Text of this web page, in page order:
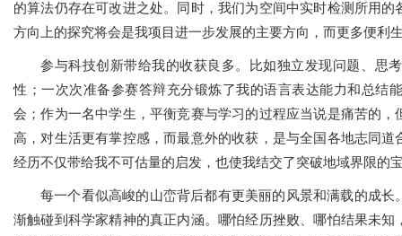
的算法仍存在可改进之处。同时，我们为空间中实时检测所用
方向上的探究将会是我项目进一步发展的主要方向，而更多便利
参与科技创新带给我的收获良多。比如独立发现问题、思
性；一次次准备参赛答辩充分锻炼了我的语言表达能力和总结
会；作为一名中学生，平衡竞赛与学习的过程应当说是痛苦的
高，对生活更有掌控感，而最意外的收获，是与全国各地志同
经历不仅带给我不可估量的启发，也使我结交了突破地域界限的
每一个看似高峻的山峦背后都有更美丽的风景和满载的成
渐触碰到科学家精神的真正内涵。哪怕经历挫败、哪怕结果未